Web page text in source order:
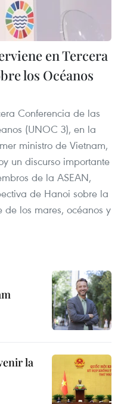
en Tercera
los Océanos
Conferencia de las
(UNOC 3), en la
ministro de Vietnam,
un discurso importante
de la ASEAN,
de Hanoi sobre la
de los mares, océanos y
la